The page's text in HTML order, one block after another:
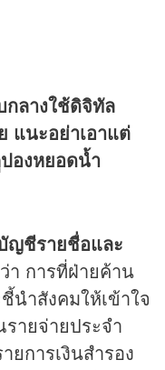
ลางใช้ดิจิทัล
แนะอย่าเอาแต่
องหยอดน้ำ
ญชีรายชื่อและ
า การที่ฝ่ายค้าน
นำสังคมให้เข้าใจ
ายจ่ายประจำ
ยการเงินสำรอง